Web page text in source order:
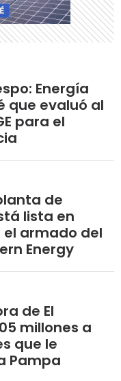
Energía
que evaluó al
para el
de
lista en
armado del
Energy
de El
millones a
que le
Pampa